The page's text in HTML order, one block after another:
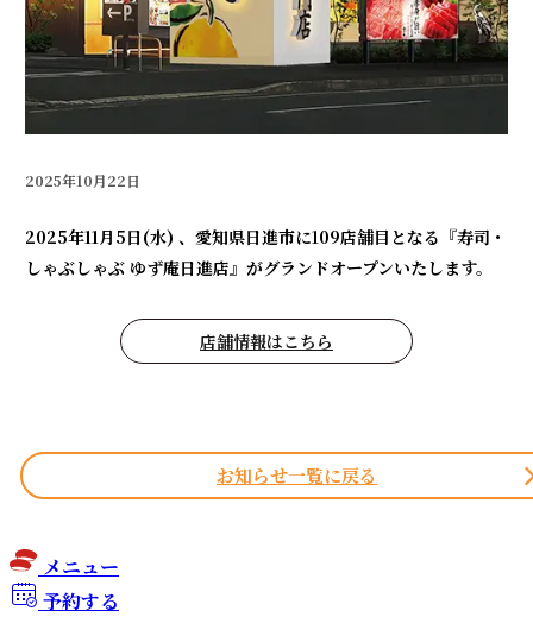
2025年10月22日
2025年11月5日(水) 、愛知県日進市に109店舗目となる『寿司・
しゃぶしゃぶ ゆず庵日進店』がグランドオープンいたします。
店舗情報はこちら
お知らせ一覧に戻る
メニュー
予約する